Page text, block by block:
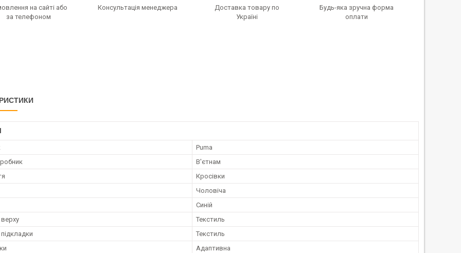
на сайті або
за телефоном
Консультація менеджера
Доставка товару по
Україні
Будь-яка зручна форма
оплати
Puma
В'єтнам
Кросівки
Чоловіча
Синій
Текстиль
Текстиль
Адаптивна